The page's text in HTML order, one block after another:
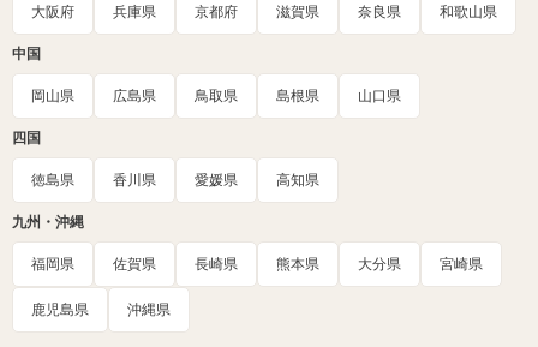
大阪府 兵庫県 京都府 滋賀県 奈良県 和歌山県
中国
岡山県 広島県 鳥取県 島根県 山口県
四国
徳島県 香川県 愛媛県 高知県
九州・沖縄
福岡県 佐賀県 長崎県 熊本県 大分県 宮崎県
鹿児島県 沖縄県